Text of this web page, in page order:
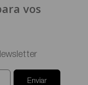
vos
Enviar